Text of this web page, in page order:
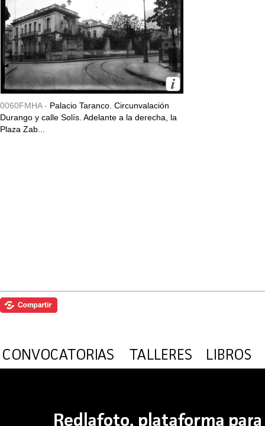
0060FMHA - Palacio Taranco. Circunvalación
Durango y calle Solís. Adelante a la derecha, la
Plaza Zab...